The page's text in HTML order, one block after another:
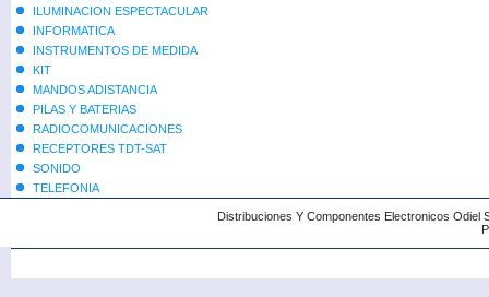
ILUMINACION ESPECTACULAR
INFORMATICA
INSTRUMENTOS DE MEDIDA
KIT
MANDOS ADISTANCIA
PILAS Y BATERIAS
RADIOCOMUNICACIONES
RECEPTORES TDT-SAT
SONIDO
TELEFONIA
Distribuciones Y Componentes Electronicos Odiel